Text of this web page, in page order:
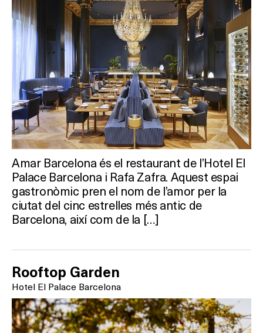
Amar Barcelona és el restaurant de l’Hotel El
Palace Barcelona i Rafa Zafra. Aquest espai
gastronòmic pren el nom de l’amor per la
ciutat del cinc estrelles més antic de
Barcelona, així com de la […]
Rooftop Garden
Hotel El Palace Barcelona